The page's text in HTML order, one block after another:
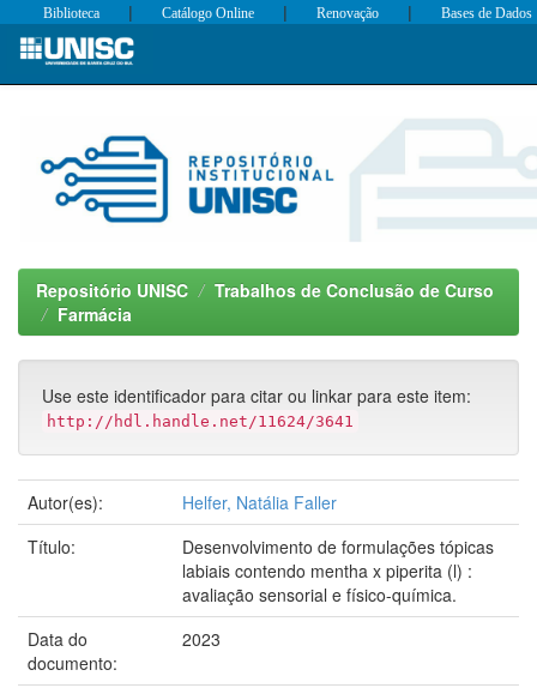
Skip
Biblioteca | Catálogo Online | Renovação | Bases de Dados
Repositório UNISC
Trabalhos de Conclusão de Curso
Farmácia
Use este identificador para citar ou linkar para este item:
http://hdl.handle.net/11624/3641
Autor(es):
Helfer, Natália Faller
Título:
Desenvolvimento de formulações tópicas
labiais contendo mentha x piperita (l) :
avaliação sensorial e físico-química.
Data do
documento:
2023